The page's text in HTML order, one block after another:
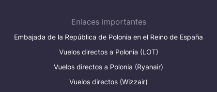
Enlaces importantes
Embajada de la República de Polonia en el Reino de España
Vuelos directos a Polonia (LOT)
Vuelos directos a Polonia (Ryanair)
Vuelos directos (Wizzair)